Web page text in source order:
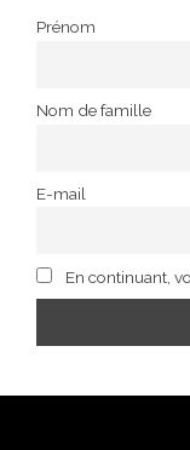
Prénom
Nom de famille
E-mail
En continuant,